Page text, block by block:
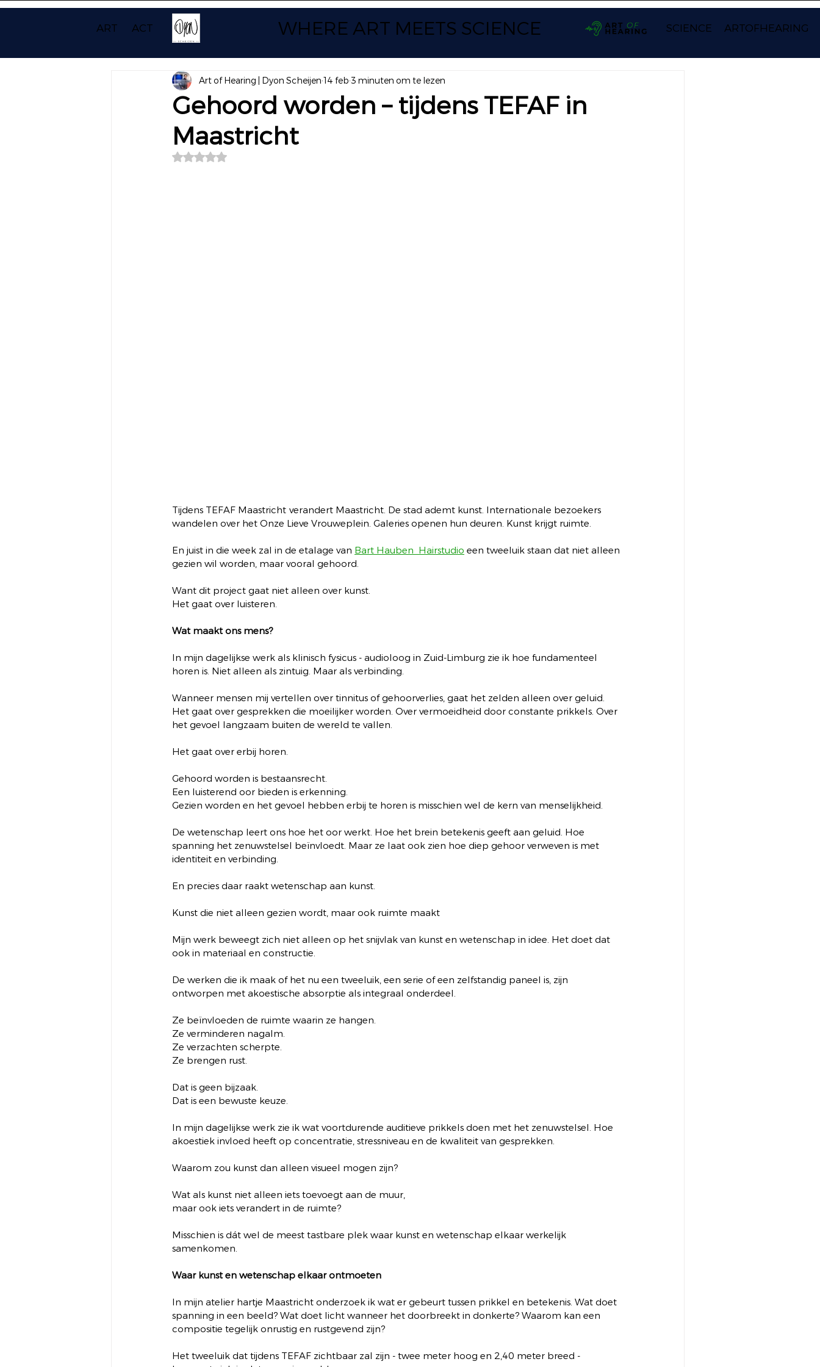
ART ACT WHERE ART MEETS SCIENCE SCIENCE ARTOFHEARING
Gehoord worden – tijdens TEFAF in
Maastricht
Art of Hearing | Dyon Scheijen 14 feb 3 minuten om te lezen
Beoordeeld met NaN uit 5 sterren.
Tijdens TEFAF Maastricht verandert Maastricht. De stad ademt kunst. Internationale bezoekers
wandelen over het Onze Lieve Vrouweplein. Galeries openen hun deuren. Kunst krijgt ruimte.
En juist in die week zal in de etalage van Bart Hauben  Hairstudio een tweeluik staan dat niet alleen
gezien wil worden, maar vooral gehoord.
Want dit project gaat niet alleen over kunst.
Het gaat over luisteren.
Wat maakt ons mens?
In mijn dagelijkse werk als klinisch fysicus - audioloog in Zuid-Limburg zie ik hoe fundamenteel
horen is. Niet alleen als zintuig. Maar als verbinding.
Wanneer mensen mij vertellen over tinnitus of gehoorverlies, gaat het zelden alleen over geluid.
Het gaat over gesprekken die moeilijker worden. Over vermoeidheid door constante prikkels. Over
het gevoel langzaam buiten de wereld te vallen.
Het gaat over erbij horen.
Gehoord worden is bestaansrecht.
Een luisterend oor bieden is erkenning.
Gezien worden en het gevoel hebben erbij te horen is misschien wel de kern van menselijkheid.
De wetenschap leert ons hoe het oor werkt. Hoe het brein betekenis geeft aan geluid. Hoe
spanning het zenuwstelsel beïnvloedt. Maar ze laat ook zien hoe diep gehoor verweven is met
identiteit en verbinding.
En precies daar raakt wetenschap aan kunst.
Kunst die niet alleen gezien wordt, maar ook ruimte maakt
Mijn werk beweegt zich niet alleen op het snijvlak van kunst en wetenschap in idee. Het doet dat
ook in materiaal en constructie.
De werken die ik maak of het nu een tweeluik, een serie of een zelfstandig paneel is, zijn
ontworpen met akoestische absorptie als integraal onderdeel.
Ze beïnvloeden de ruimte waarin ze hangen.
Ze verminderen nagalm.
Ze verzachten scherpte.
Ze brengen rust.
Dat is geen bijzaak.
Dat is een bewuste keuze.
In mijn dagelijkse werk zie ik wat voortdurende auditieve prikkels doen met het zenuwstelsel. Hoe
akoestiek invloed heeft op concentratie, stressniveau en de kwaliteit van gesprekken.
Waarom zou kunst dan alleen visueel mogen zijn?
Wat als kunst niet alleen iets toevoegt aan de muur,
maar ook iets verandert in de ruimte?
Misschien is dát wel de meest tastbare plek waar kunst en wetenschap elkaar werkelijk
samenkomen.
Waar kunst en wetenschap elkaar ontmoeten
In mijn atelier hartje Maastricht onderzoek ik wat er gebeurt tussen prikkel en betekenis. Wat doet
spanning in een beeld? Wat doet licht wanneer het doorbreekt in donkerte? Waarom kan een
compositie tegelijk onrustig en rustgevend zijn?
Het tweeluik dat tijdens TEFAF zichtbaar zal zijn - twee meter hoog en 2,40 meter breed -